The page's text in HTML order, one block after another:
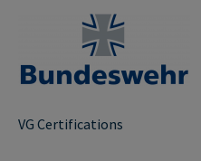
VG Certifications